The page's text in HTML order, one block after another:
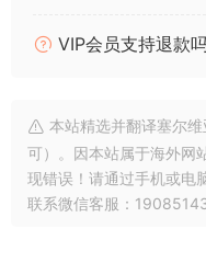
VIP会员支持退款
本站精选并翻译塞尔
可）。因本站属于海外网
现错误！请通过手机或电
联系微信客服：